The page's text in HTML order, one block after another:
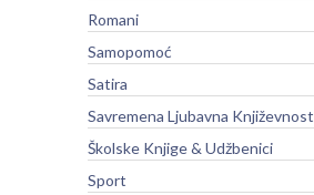
Romani
Samopomoć
Satira
Savremena Ljubavna Književnost
Školske Knjige & Udžbenici
Sport